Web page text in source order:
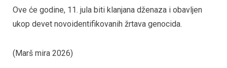
Ove će godine, 11. jula biti klanjana dženaza i obavljen
ukop devet novoidentifikovanih žrtava genocida.
(Marš mira 2026)